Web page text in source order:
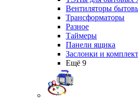
Вентиляторы
Трансформаторы
Разное
Таймеры
Панели ящика
Заслонки и
Ещё 9